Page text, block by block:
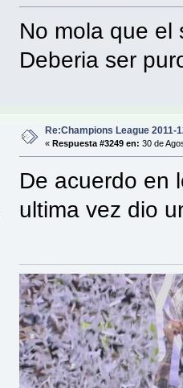
No mola que el
Deberia ser
Re:Champions League 2011-
« Respuesta #3249 en: 30 de
De acuerdo en
ultima vez dio